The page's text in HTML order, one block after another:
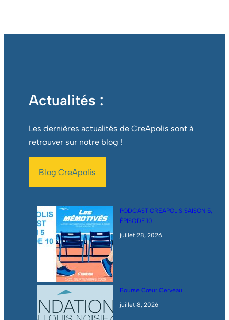
Actualités :
Les dernières actualités de CreApolis sont à
retrouver sur notre blog !
Blog CreApolis
PODCAST CREAPOLIS SAISON 5,
ÉPISODE 10
juillet 28, 2026
Bourse Cœur Cerveau
juillet 8, 2026